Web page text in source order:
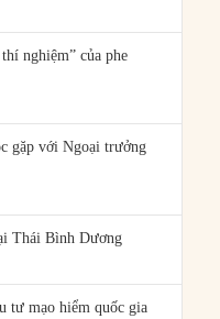
nghiệm” của phe
gặp với Ngoại trưởng
Thái Bình Dương
tư mạo hiểm quốc gia